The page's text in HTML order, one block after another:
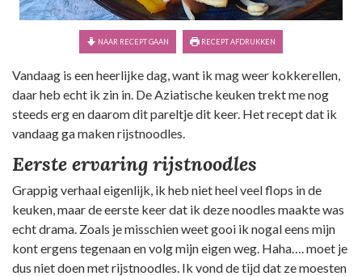
NAAR RECEPT GAAN RECEPT AFDRUKKEN
Vandaag is een heerlijke dag, want ik mag weer kokkerellen,
daar heb echt ik zin in. De Aziatische keuken trekt me nog
steeds erg en daarom dit pareltje dit keer. Het recept dat ik
vandaag ga maken rijstnoodles.
Eerste ervaring rijstnoodles
Grappig verhaal eigenlijk, ik heb niet heel veel flops in de
keuken, maar de eerste keer dat ik deze noodles maakte was
echt drama. Zoals je misschien weet gooi ik nogal eens mijn
kont ergens tegenaan en volg mijn eigen weg. Haha…. moet je
dus niet doen met rijstnoodles. Ik vond de tijd dat ze moesten